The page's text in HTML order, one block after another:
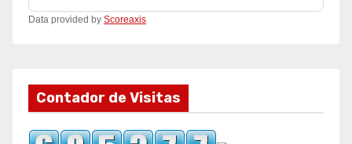
Data provided by Scoreaxis
Contador de Visitas